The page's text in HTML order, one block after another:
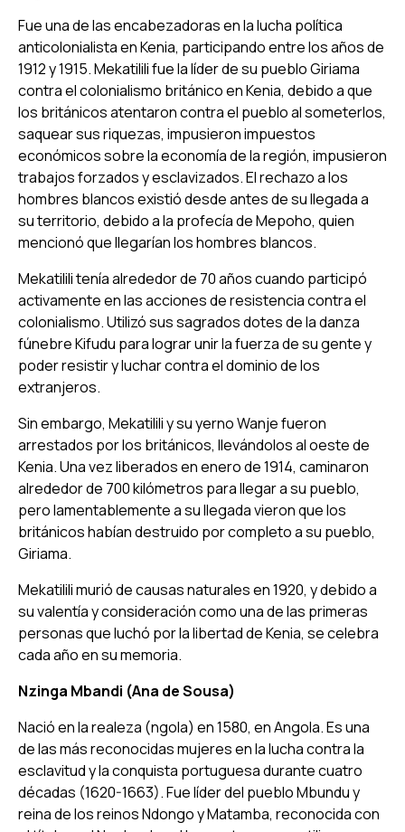
Fue una de las encabezadoras en la lucha política
anticolonialista en Kenia, participando entre los años de
1912 y 1915. Mekatilili fue la líder de su pueblo Giriama
contra el colonialismo británico en Kenia, debido a que
los británicos atentaron contra el pueblo al someterlos,
saquear sus riquezas, impusieron impuestos
económicos sobre la economía de la región, impusieron
trabajos forzados y esclavizados. El rechazo a los
hombres blancos existió desde antes de su llegada a
su territorio, debido a la profecía de Mepoho, quien
mencionó que llegarían los hombres blancos.
Mekatilili tenía alrededor de 70 años cuando participó
activamente en las acciones de resistencia contra el
colonialismo. Utilizó sus sagrados dotes de la danza
fúnebre Kifudu para lograr unir la fuerza de su gente y
poder resistir y luchar contra el dominio de los
extranjeros.
Sin embargo, Mekatilili y su yerno Wanje fueron
arrestados por los británicos, llevándolos al oeste de
Kenia. Una vez liberados en enero de 1914, caminaron
alrededor de 700 kilómetros para llegar a su pueblo,
pero lamentablemente a su llegada vieron que los
británicos habían destruido por completo a su pueblo,
Giriama.
Mekatilili murió de causas naturales en 1920, y debido a
su valentía y consideración como una de las primeras
personas que luchó por la libertad de Kenia, se celebra
cada año en su memoria.
Nzinga Mbandi (Ana de Sousa)
Nació en la realeza (ngola) en 1580, en Angola. Es una
de las más reconocidas mujeres en la lucha contra la
esclavitud y la conquista portuguesa durante cuatro
décadas (1620-1663). Fue líder del pueblo Mbundu y
reina de los reinos Ndongo y Matamba, reconocida con